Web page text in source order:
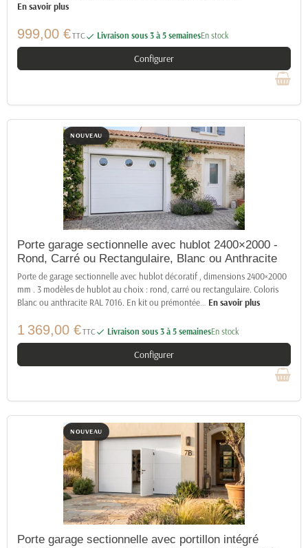
En savoir plus
999,00 €TTC Livraison sous 3 à 5 semainesEn stock
Configurer
NOUVEAU
Porte garage sectionnelle avec hublot 2400×2000 -
Rond, Carré ou Rectangulaire, Blanc ou Anthracite
Porte de garage sectionnelle avec hublot décoratif , dimensions 2400×2000
mm . 3 modèles de hublot au choix : rond, carré ou rectangulaire. Coloris
Blanc ou anthracite RAL 7016. En kit ou prémontée
En savoir plus
1 369,00 €TTC Livraison sous 3 à 5 semainesEn stock
Configurer
NOUVEAU
Porte garage sectionnelle avec portillon intégré